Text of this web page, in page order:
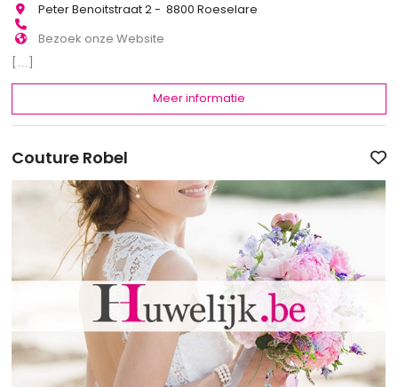
Peter Benoitstraat 2 - 8800 Roeselare
Bezoek onze Website
[...]
Meer informatie
Couture Robel